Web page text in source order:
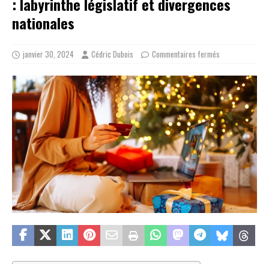
nationales
janvier 30, 2024 Cédric Dubois Commentaires fermés